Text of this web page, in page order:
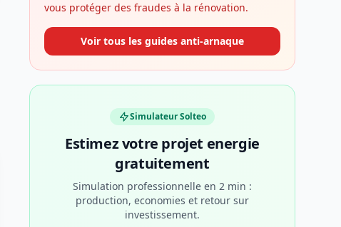
vous protéger des fraudes à la rénovation.
Voir tous les guides anti-arnaque
Simulateur Solteo
Estimez votre projet energie
gratuitement
Simulation professionnelle en 2 min :
production, economies et retour sur
investissement.